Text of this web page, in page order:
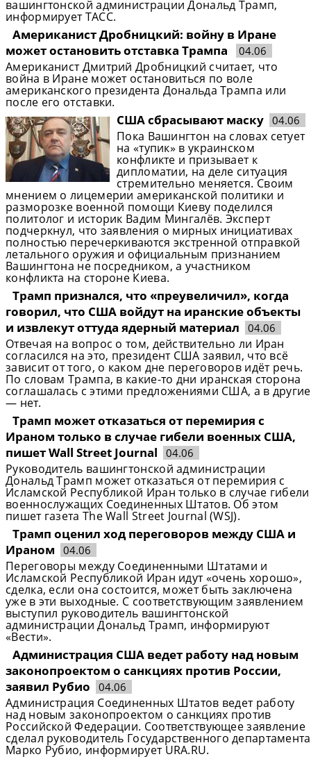
вашингтонской администрации Дональд Трамп,
информирует ТАСС.
Американист Дробницкий: войну в Иране
может остановить отставка Трампа
04.06
Американист Дмитрий Дробницкий считает, что
война в Иране может остановиться по воле
американского президента Дональда Трампа или
после его отставки.
CША сбрасывают маску 04.06
Пока Вашингтон на словах сетует
на «тупик» в украинском
конфликте и призывает к
дипломатии, на деле ситуация
стремительно меняется. Своим
мнением о лицемерии американской политики и
разморозке военной помощи Киеву поделился
политолог и историк Вадим Мингалёв. Эксперт
подчеркнул, что заявления о мирных инициативах
полностью перечеркиваются экстренной отправкой
летального оружия и официальным признанием
Вашингтона не посредником, а участником
конфликта на стороне Киева.
Трамп признался, что «преувеличил», когда
говорил, что США войдут на иранские объекты
и извлекут оттуда ядерный материал
04.06
Отвечая на вопрос о том, действительно ли Иран
согласился на это, президент США заявил, что всё
зависит от того, о каком дне переговоров идёт речь.
По словам Трампа, в какие-то дни иранская сторона
соглашалась с этими предложениями США, а в другие
— нет.
Трамп может отказаться от перемирия с
Ираном только в случае гибели военных США,
пишет Wall Street Journal
04.06
Руководитель вашингтонской администрации
Дональд Трамп может отказаться от перемирия с
Исламской Республикой Иран только в случае гибели
военнослужащих Соединенных Штатов. Об этом
пишет газета The Wall Street Journal (WSJ).
Трамп оценил ход переговоров между США и
Ираном
04.06
Переговоры между Соединенными Штатами и
Исламской Республикой Иран идут «очень хорошо»,
сделка, если она состоится, может быть заключена
уже в эти выходные. С соответствующим заявлением
выступил руководитель вашингтонской
администрации Дональд Трамп, информируют
«Вести».
Администрация США ведет работу над новым
законопроектом о санкциях против России,
заявил Рубио
04.06
Администрация Соединенных Штатов ведет работу
над новым законопроектом о санкциях против
Российской Федерации. Соответствующее заявление
сделал руководитель Государственного департамента
Марко Рубио, информирует URA.RU.